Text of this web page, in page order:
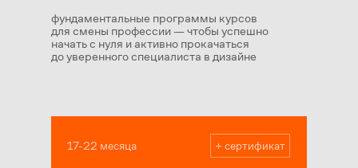
фундаментальные программы курсов
для смены профессии — чтобы успешно
начать с нуля и активно прокачаться
до уверенного специалиста в дизайне
17-22 месяца + сертификат